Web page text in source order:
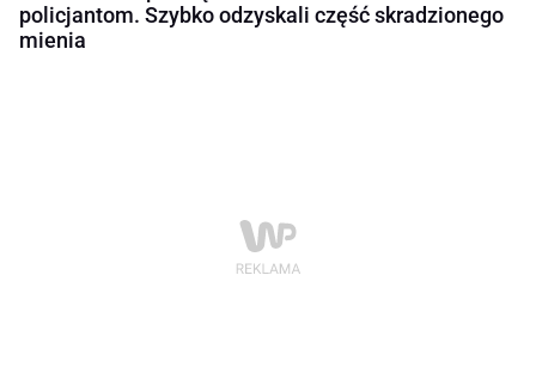
policjantom. Szybko odzyskali część skradzionego
mienia